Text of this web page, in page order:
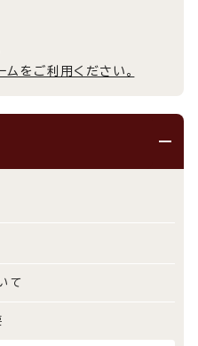
をご利用ください。
て